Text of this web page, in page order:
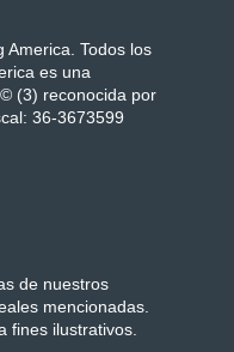
Todos los
es una
(3) reconocida por
36-3673599
de nuestros
mencionadas.
fines ilustrativos.